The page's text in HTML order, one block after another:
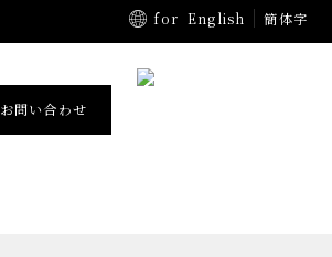
for English 簡体字
お問い合わせ